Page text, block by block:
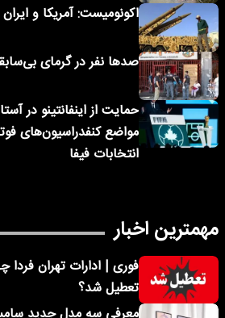
اکونومیست: آمریکا و
صدها نفر در گرمای
حمایت از اینفانتینو در
مواضع کنفدراسیون‌های
انتخابات فیفا
مهمترین اخبار
تعطیل شد؟